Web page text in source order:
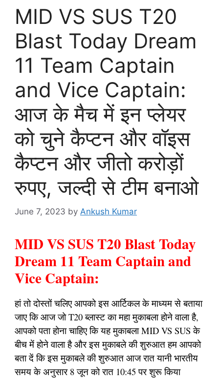
MID VS SUS T20
Blast Today Dream
11 Team Captain
and Vice Captain:
आज के मैच में इन प्लेयर
को चुने कैप्टन और वॉइस
कैप्टन और जीतो करोड़ों
रुपए, जल्दी से टीम बनाओ
June 7, 2023 by Ankush Kumar
MID VS SUS T20 Blast Today
Dream 11 Team Captain and
Vice Captain:
हां तो दोस्तों चलिए आपको इस आर्टिकल के माध्यम से बताया
जाए कि आज जो T20 ब्लास्ट का महा मुकाबला होने वाला है,
आपको पता होना चाहिए कि यह मुकाबला MID VS SUS के
बीच में होने वाला है और इस मुकाबले की शुरुआत हम आपको
बता दें कि इस मुकाबले की शुरुआत आज रात यानी भारतीय
समय के अनुसार 8 जून को रात 10:45 पर शुरू किया